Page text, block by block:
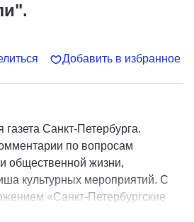
Добавить в избранное
Санкт-Петербурга.
по вопросам
общественной жизни,
культурных мероприятий. С
«Санкт-Петербургские